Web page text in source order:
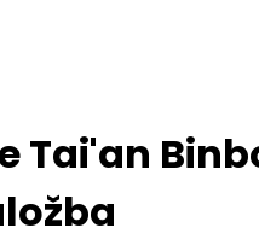
Tai'an